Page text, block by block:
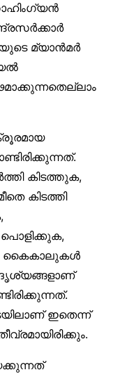
മ്യാൻമർ
കിടത്തുക,
കിടത്തി
കൈകാലുകൾ
ദൃശ്യങ്ങളാണ്
ഇതെന്ന്